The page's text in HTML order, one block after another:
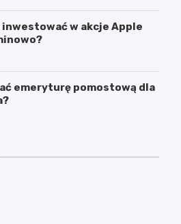
inwestować w akcje Apple
emeryturę pomostową dla